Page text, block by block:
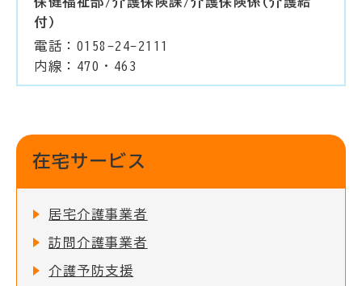
付)
電話：0158-24-2111
内線：470・463
在宅サービス
居宅介護事業者
訪問介護事業者
介護予防支援